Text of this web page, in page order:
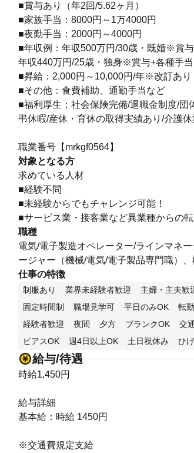
■賞与あり（年2回/5.62ヶ月）
■家族手当：8000円～1万4000円
■夜勤手当：2000円～4000円
■年収例：年収500万円/30歳・既婚※賞
年収440万円/25歳・独身※賞与+各種手
■昇給：2,000円～10,000円/年※改訂あり
■その他：食費補助、通勤手当など
■福利厚生：社会保険完備/退職金制度/
弔休暇/産休・育休の取得実績あり/介護
職業番号【mrkgf0564】
対象となる方
求めている人材
■経験不問
■未経験からでもチャレンジ可能！
■サービス業・接客業など異業種からの転
職種
電気/電子製造オペレーター/ラインマネ
ージャー（機械/電気/電子製品専門職）
仕事の特徴
制服あり 業界未経験者歓迎 主婦・主夫歓
固定時間制
職場見学可 平日のみOK 転
経験者歓迎
夜間 夕方 ブランクOK 交
ピアスOK
週4日以上OK 土日祝休み ひ
給与/待遇
時給1,450円
給与詳細
基本給：時給 1450円
※交通費規定支給